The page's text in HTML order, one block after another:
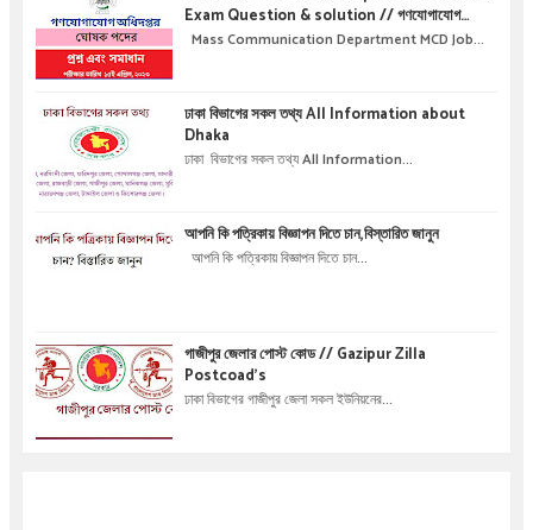
Exam Question & solution // গণযোগাযোগ
অধিদপ্তরে নিয়োগ পরীক্ষার প্রশ্ন এবং সমাধান
Mass Communication Department MCD Job...
ঢাকা বিভাগের সকল তথ্য All Information about
Dhaka
ঢাকা বিভাগের সকল তথ্য All Information...
আপনি কি পত্রিকায় বিজ্ঞাপন দিতে চান,বিস্তারিত জানুন
আপনি কি পত্রিকায় বিজ্ঞাপন দিতে চান...
গাজীপুর জেলার পোস্ট কোড // Gazipur Zilla
Postcoad's
ঢাকা বিভাগের গাজীপুর জেলা সকল ইউনিয়নের...